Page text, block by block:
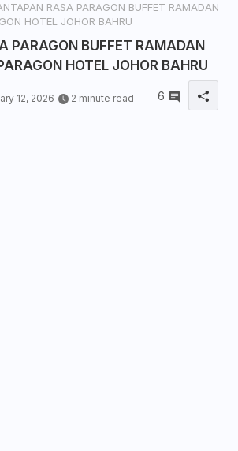
RASA PARAGON BUFFET RAMADAN
HOTEL JOHOR BAHRU
PARAGON BUFFET RAMADAN
HOTEL JOHOR BAHRU
12, 2026
2 minute read 6